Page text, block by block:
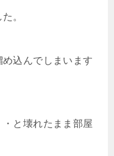
。
込んでしまいます
と壊れたまま部屋